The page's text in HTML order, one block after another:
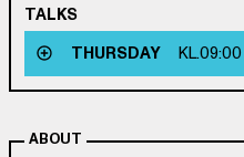
TALKS
THURSDAY
KL.09:00
ABOUT